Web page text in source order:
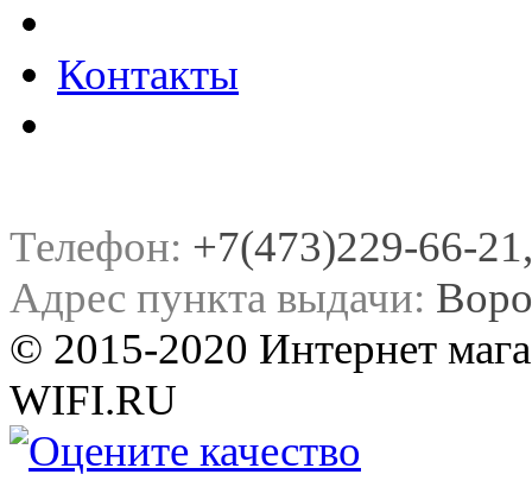
Контакты
Телефон: +7(473)229-66-
Адрес пункта выдачи:
© 2015-2020 Интернет
WIFI.RU